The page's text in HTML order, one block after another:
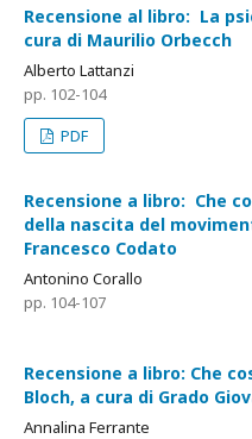
Recensione al libro: La
cura di Maurilio Orbecch
Alberto Lattanzi
pp. 102-104
PDF
Recensione a libro: Che
della nascita del
Francesco Codato
Antonino Corallo
pp. 104-107
Recensione a libro: Che
Bloch, a cura di Grado
Annalina Ferrante